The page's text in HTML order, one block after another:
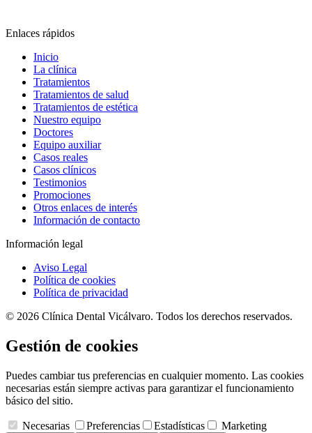
Enlaces rápidos
Inicio
La clínica
Tratamientos
Tratamientos de salud
Tratamientos de estética
Nuestro equipo
Doctores
Equipo auxiliar
Casos reales
Casos clínicos
Testimonios
Promociones
Otros enlaces de interés
Información de contacto
Información legal
Aviso Legal
Política de cookies
Política de privacidad
© 2026 Clínica Dental Vicálvaro. Todos los derechos reservados.
Gestión de cookies
Puedes cambiar tus preferencias en cualquier momento. Las cookies
necesarias están siempre activas para garantizar el funcionamiento
básico del sitio.
Necesarias Preferencias Estadísticas Marketing